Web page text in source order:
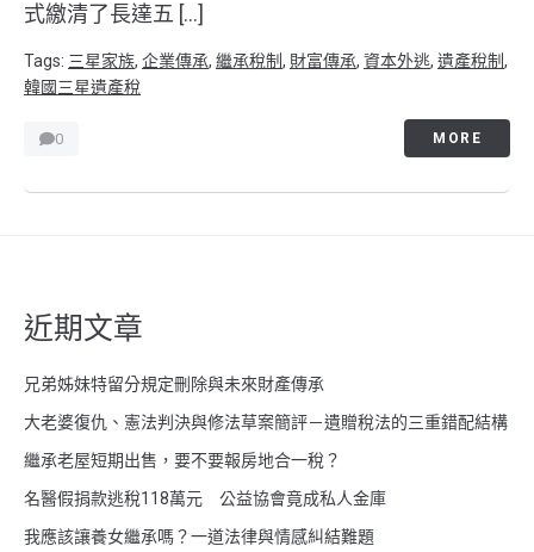
式繳清了長達五 […]
Tags: 三星家族, 企業傳承, 繼承稅制, 財富傳承, 資本外逃, 遺產稅制,
韓國三星遺產稅
0 MORE
近期文章
兄弟姊妹特留分規定刪除與未來財產傳承
大老婆復仇、憲法判決與修法草案簡評－遺贈稅法的三重錯配結構
繼承老屋短期出售，要不要報房地合一稅？
名醫假捐款逃稅118萬元 公益協會竟成私人金庫
我應該讓養女繼承嗎？一道法律與情感糾結難題